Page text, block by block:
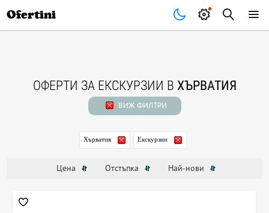
Ofertini
ОФЕРТИ ЗА ЕКСКУРЗИИ В ХЪРВАТИЯ
ВИЖ ФИЛТРИ
Хърватия Екскурзии
Цена Отстъпка Най-нови